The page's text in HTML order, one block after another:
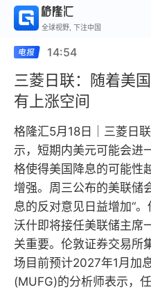
全球视野, 下注中国
14:54
三菱日联：随着美
有上涨空间
格隆汇5月18日｜三菱日
示，短期内美元可能会进
格使得美国降息的可能性
增强。周三公布的美联储
息的反对意见日益增加“
沃什即将接任美联储主席
关重要。伦敦证券交易所
场目前预计2027年1月加
(MUFG)的分析师表示，